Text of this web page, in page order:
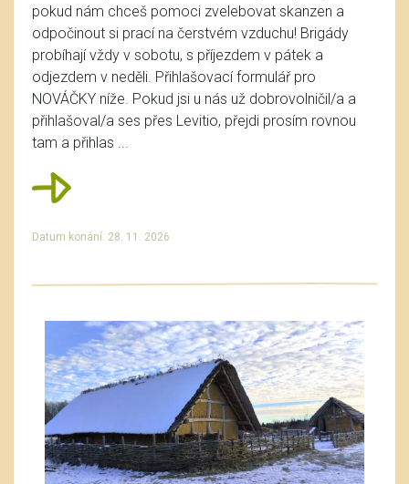
pokud nám chceš pomoci zvelebovat skanzen a
odpočinout si prací na čerstvém vzduchu! Brigády
probíhají vždy v sobotu, s příjezdem v pátek a
odjezdem v neděli. Přihlašovací formulář pro
NOVÁČKY níže. Pokud jsi u nás už dobrovolničil/a a
přihlašoval/a ses přes Levitio, přejdi prosím rovnou
tam a přihlas ...
Datum konání: 28. 11. 2026